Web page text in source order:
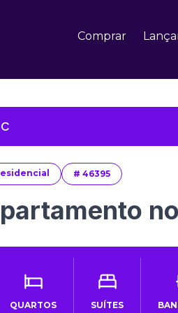
Comprar
# 46395
QUARTOS SUÍTES